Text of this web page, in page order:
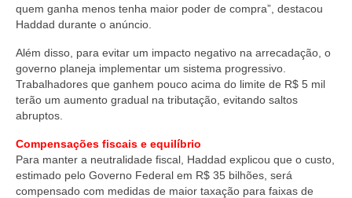
quem ganha menos tenha maior poder de compra”, destacou
Haddad durante o anúncio.
Além disso, para evitar um impacto negativo na arrecadação, o
governo planeja implementar um sistema progressivo.
Trabalhadores que ganhem pouco acima do limite de R$ 5 mil
terão um aumento gradual na tributação, evitando saltos
abruptos.
Compensações fiscais e equilíbrio
Para manter a neutralidade fiscal, Haddad explicou que o custo,
estimado pelo Governo Federal em R$ 35 bilhões, será
compensado com medidas de maior taxação para faixas de